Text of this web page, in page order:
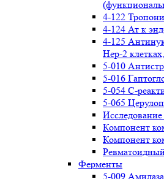
4-122
4-124 Ат к
4-125
Нер-2
5-010
5-016
5-054 С-
5-065
Компонент
Компонент
Ферменты
5-009